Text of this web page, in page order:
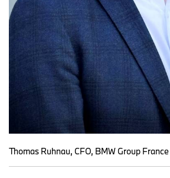
Thomas Ruhnau, CFO, BMW Group